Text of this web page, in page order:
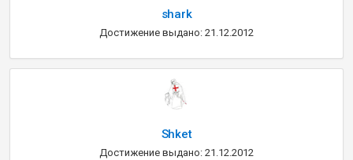
shark
Достижение выдано: 21.12.2012
Shket
Достижение выдано: 21.12.2012